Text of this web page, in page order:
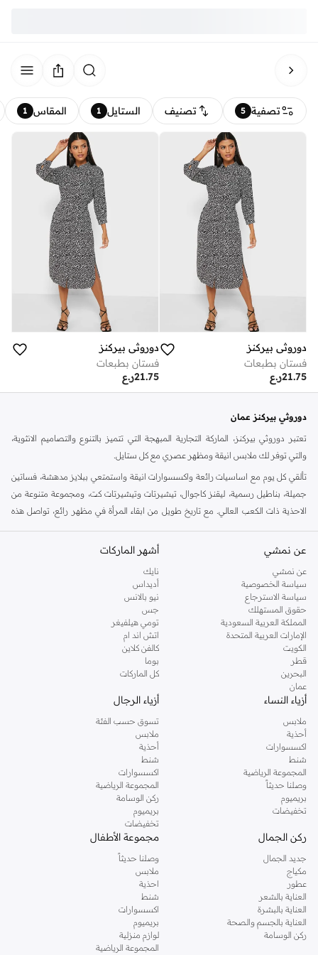
تصفية 5 تصنيف الستايل 1 المقاس 1
دوروثي بيركنز
فستان بطبعات
ر.ع21.75
دوروثي بيركنز
فستان بطبعات
ر.ع21.75
دوروثي بيركنز عمان
تعتبر دوروثي بيركنز، الماركة التجارية المبهجة التي تتميز بالتنوع والتصاميم الانثوية،
والتي توفر لك ملابس انيقة ومظهر عصري مع كل ستايل.
تألقي كل يوم مع اساسيات رائعة واكسسوارات انيقة واستمتعي ببلايز مدهشة، فساتين
جميلة، بناطيل رسمية، ليقنز كاجوال، تيشيرتات وتيشيرتات كت، ومجموعة متنوعة من
الاحذية ذات الكعب العالي. مع تاريخ طويل من ابقاء المرأة في مظهر رائع، تواصل هذه
كنت تقومين بتجديد خزانة ملابسك الملائمة للعمل، البحث عن فستان مثالي للحفلات او
اليه.
تسوقي دوروثي بيركنز اون لاين مسقط
تسوقي دوروثي بيركنز اون لاين من نمشي واستمتعي باكثر من الف ستايل من مجموعة
دوروثي بيركنز الشهيرة. تصفحي المجموعة كاملة في متجر دوروثي بيركنز اون لاين او
استخدمي القائمة لتحديد تجربة تسوق دوروثي بيركنز اون لاين. خدمة التوصيل السريعة
والدعم الاستثنائي يضمن لك تجربة تسوق ممتعة دائما مع نمشي.
عن نمشي
عن نمشي
سياسة الخصوصية
سياسة الاسترجاع
حقوق المستهلك
المملكة العربية السعودية
الإمارات العربية المتحدة
الكويت
قطر
البحرين
عمان
أشهر الماركات
نايك
أديداس
نيو بالانس
جس
تومي هيلفيغر
اتش اند ام
كالفن كلاين
بوما
كل الماركات
أزياء النساء
ملابس
أحذية
اكسسوارات
شنط
المجموعة الرياضية
وصلنا حديثاً
بريميوم
تخفيضات
أزياء الرجال
تسوق حسب الفئة
ملابس
أحذية
شنط
اكسسوارات
المجموعة الرياضية
ركن الوسامة
بريميوم
تخفيضات
ركن الجمال
جديد الجمال
مكياج
عطور
العناية بالشعر
العناية بالبشرة
العناية بالجسم والصحة
ركن الوسامة
مجموعة الأطفال
وصلنا حديثاً
ملابس
احذية
شنط
اكسسوارات
بريميوم
لوازم منزلية
المجموعة الرياضية